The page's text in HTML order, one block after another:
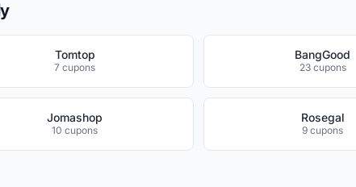
Tomtop
7 cupons
BangGood
23 cupons
Jomashop
10 cupons
Rosegal
9 cupons